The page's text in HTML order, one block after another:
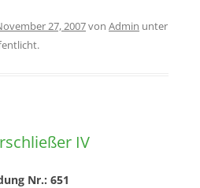
27, 2007von Admin unter
IV
Nr.: 651